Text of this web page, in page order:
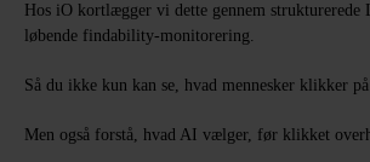
Hos iO kortlægger vi dette gennem strukturerede
løbende findability-monitorering.
Så du ikke kun kan se, hvad mennesker klikker på.
Men også forstå, hvad AI vælger, før klikket